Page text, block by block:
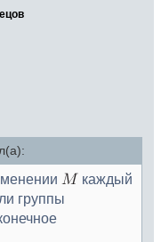
каждый
группы